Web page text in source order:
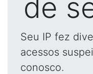
de
Seu IP fez
acessos
conosco.